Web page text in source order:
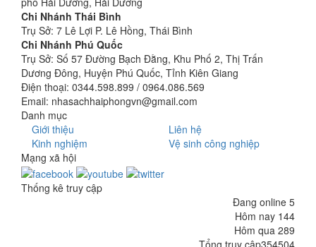
Chi Nhánh Thái Bình
Trụ Sở: 7 Lê Lợi P. Lê Hồng, Thái Bình
Chi Nhánh Phú Quốc
Trụ Sở: Số 57 Đường Bạch Đằng, Khu Phố 2, Thị Trấn
Dương Đông, Huyện Phú Quốc, Tỉnh Kiên Giang
Điện thoại: 0344.598.899 / 0964.086.569
Email: nhasachhaiphongvn@gmail.com
Danh mục
Giới thiệu
Liên hệ
Kinh nghiệm
Vệ sinh công nghiệp
Mạng xã hội
Thống kê truy cập
Đang online 5
Hôm nay 144
Hôm qua 289
Tổng truy cập354504